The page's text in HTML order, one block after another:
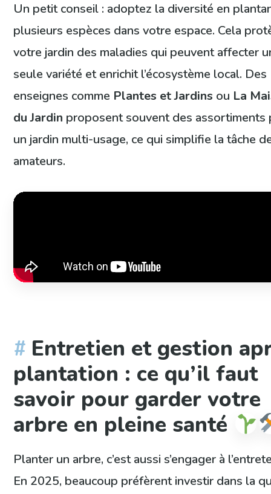
Un petit conseil : adoptez la diversité en
plusieurs espèces dans votre espace. Cela
votre jardin des maladies qui peuvent affecter
seule variété et enrichit l’écosystème local. Des
enseignes comme Plantes et Jardins ou La
du Jardin proposent souvent des assortiments
un jardin multi-usage, ce qui simplifie la tâche
amateurs.
Entretien et gestion
plantation : ce qu’il faut
savoir pour garder votre
arbre en pleine santé
Planter un arbre, c’est aussi s’engager à
En 2025, beaucoup préfèrent investir dans la